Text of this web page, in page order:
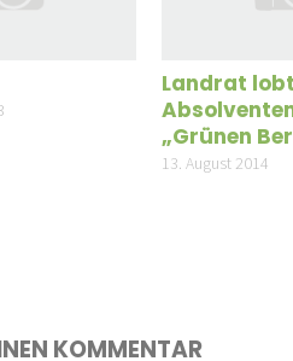
Landrat lobt
„Grünen
13. August 2014
KOMMENTAR